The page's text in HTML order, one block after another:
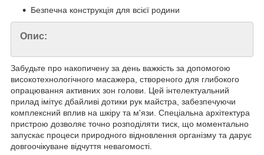
Безпечна конструкція для всієї родини
Опис:
Забудьте про накопичену за день важкість за допомогою
високотехнологічного масажера, створеного для глибокого
опрацювання активних зон голови. Цей інтелектуальний
прилад імітує дбайливі дотики рук майстра, забезпечуючи
комплексний вплив на шкіру та м'язи. Спеціальна архітектура
пристрою дозволяє точно розподіляти тиск, що моментально
запускає процеси природного відновлення організму та дарує
довгоочікуване відчуття невагомості.